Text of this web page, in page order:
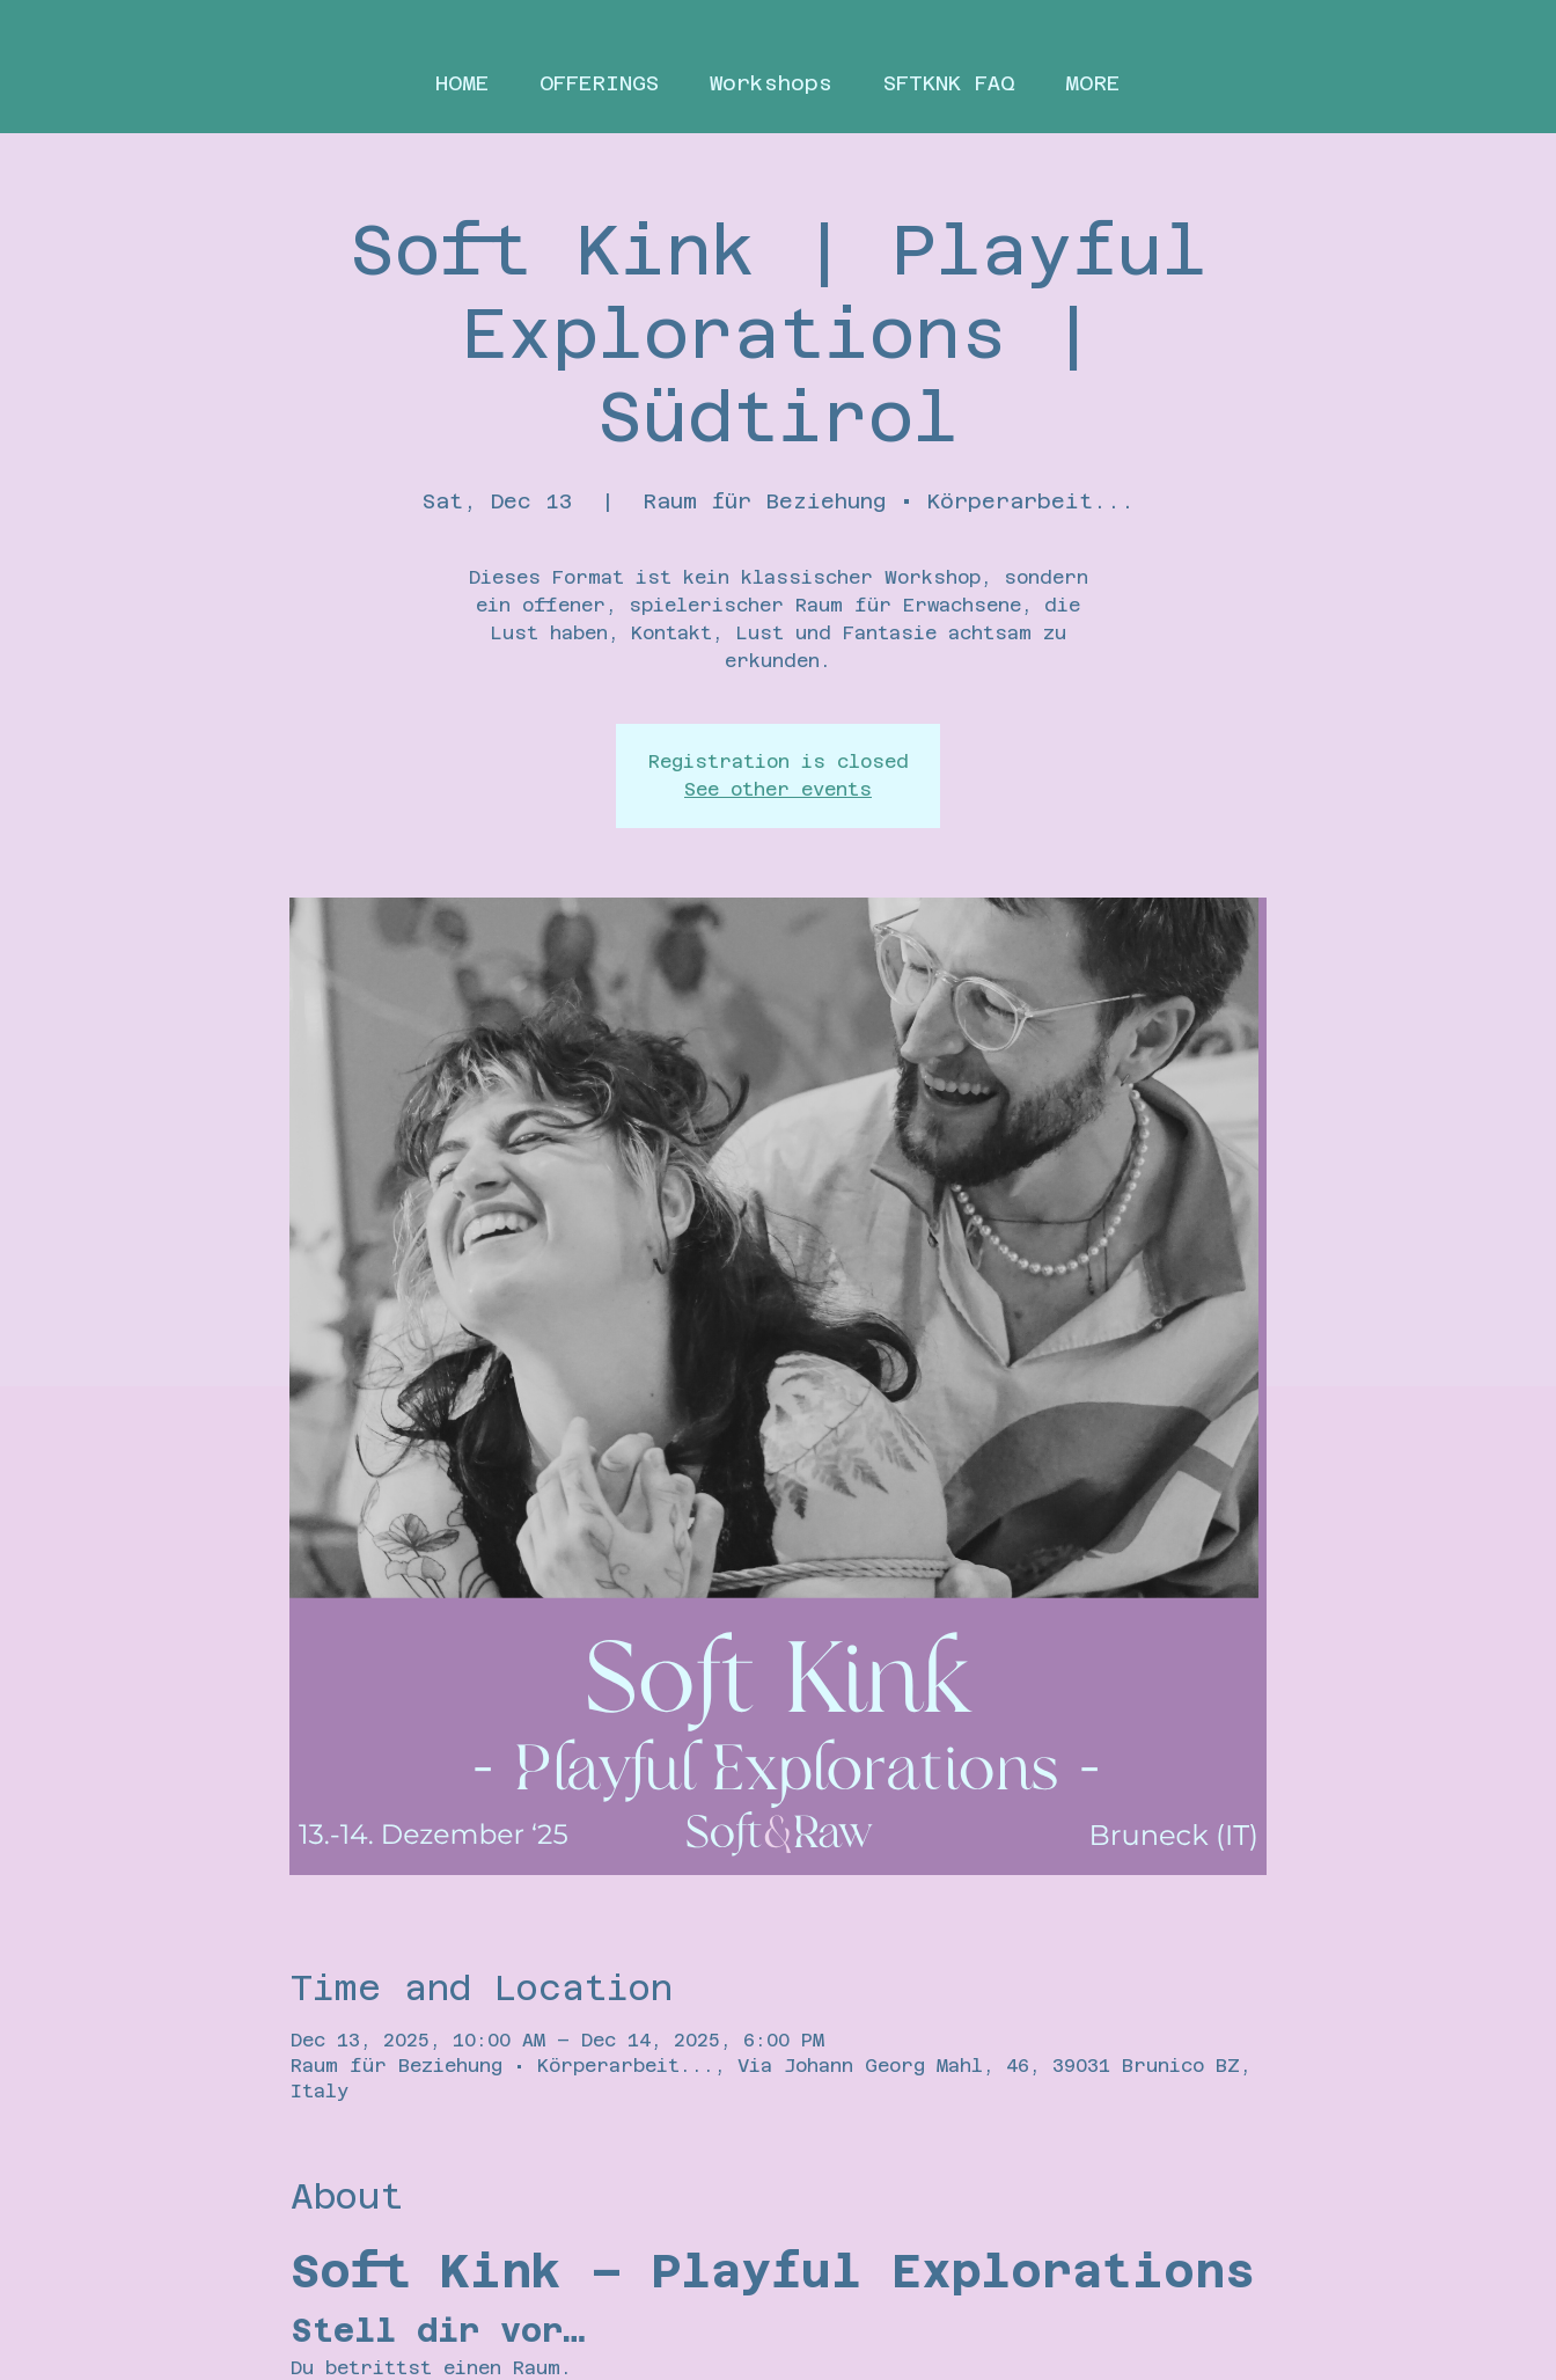
HOME OFFERINGS Workshops SFTKNK FAQ MORE
Soft Kink | Playful
Explorations |
Südtirol
Sat, Dec 13
  |
Raum für Beziehung • Körperarbeit...
Dieses Format ist kein klassischer Workshop, sondern
ein offener, spielerischer Raum für Erwachsene, die
Lust haben, Kontakt, Lust und Fantasie achtsam zu
erkunden.
Registration is closed
See other events
Time and Location
Dec 13, 2025, 10:00 AM – Dec 14, 2025, 6:00 PM
Raum für Beziehung • Körperarbeit..., Via Johann Georg Mahl, 46, 39031 Brunico BZ,
Italy
About
Soft Kink – Playful Explorations
Stell dir vor…
Du betrittst einen Raum.